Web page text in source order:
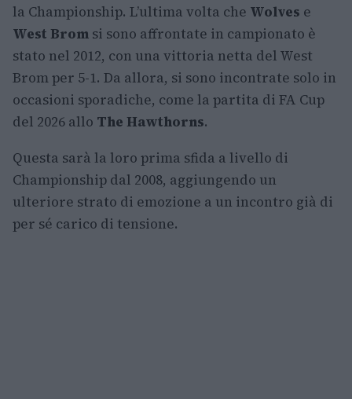
la Championship. L’ultima volta che Wolves e
West Brom si sono affrontate in campionato è
stato nel 2012, con una vittoria netta del West
Brom per 5-1. Da allora, si sono incontrate solo in
occasioni sporadiche, come la partita di FA Cup
del 2026 allo The Hawthorns.
Questa sarà la loro prima sfida a livello di
Championship dal 2008, aggiungendo un
ulteriore strato di emozione a un incontro già di
per sé carico di tensione.